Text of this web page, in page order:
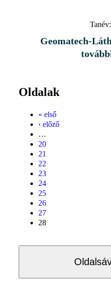
Tanév:
Geomatech-
Oldalak
« első
‹ előző
…
20
21
22
23
24
25
26
27
28